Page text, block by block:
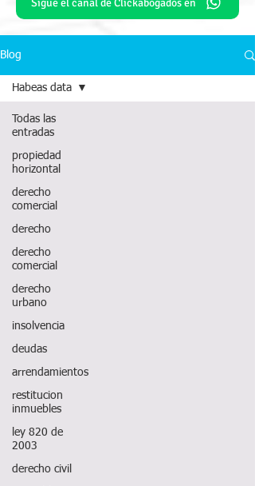
Blog
Todas las
entradas
propiedad
horizontal
derecho
comercial
derecho
derecho
comercial
derecho
urbano
insolvencia
deudas
arrendamientos
restitucion
inmuebles
ley 820 de
2003
derecho civil
Habeas data